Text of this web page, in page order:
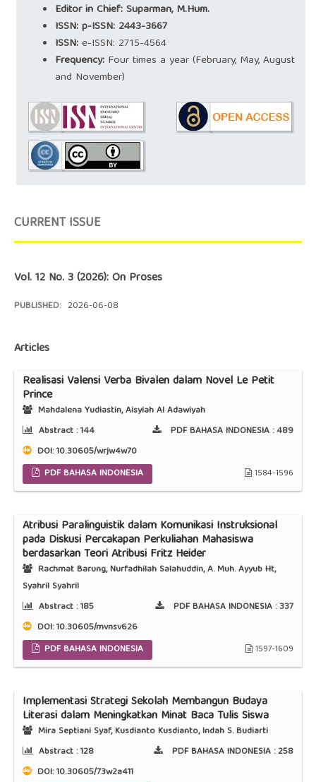
Editor in Chief:Suparman, M.Hum.
ISSN: p-ISSN: 2443-3667
ISSN:e-ISSN: 2715-4564
Frequency:Four times a year (February, May, August
and November)
CURRENT ISSUE
Vol. 12 No. 3 (2026): On Proses
PUBLISHED: 2026-06-08
Articles
Realisasi Valensi Verba Bivalen dalam Novel Le Petit
Prince
Mahdalena Yudiastin, Aisyiah Al Adawiyah
Abstract :144 PDF BAHASA INDONESIA :489
DOI:10.30605/wrjw4w70
PDF BAHASA INDONESIA
1584-1596
Atribusi Paralinguistik dalam Komunikasi Instruksional
pada Diskusi Percakapan Perkuliahan Mahasiswa
berdasarkan Teori Atribusi Fritz Heider
Rachmat Barung, Nurfadhilah Salahuddin, A. Muh. Ayyub Ht,
Syahril Syahril
Abstract :185 PDF BAHASA INDONESIA :337
DOI:10.30605/mvnsv626
PDF BAHASA INDONESIA
1597-1609
Implementasi Strategi Sekolah Membangun Budaya
Literasi dalam Meningkatkan Minat Baca Tulis Siswa
Mira Septiani Syaf, Kusdianto Kusdianto, Indah S. Budiarti
Abstract :128 PDF BAHASA INDONESIA :258
DOI:10.30605/73w2a411